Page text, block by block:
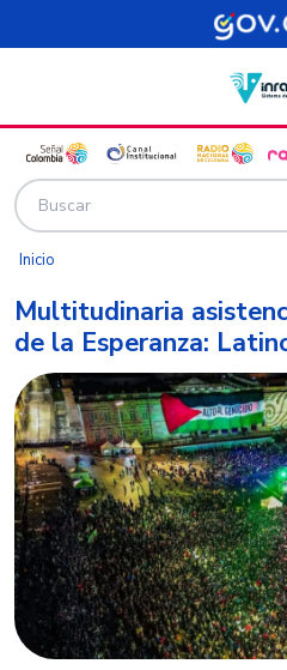
Pasar al contenido principal
Inicio
Multitudinaria
de la Esperanza: